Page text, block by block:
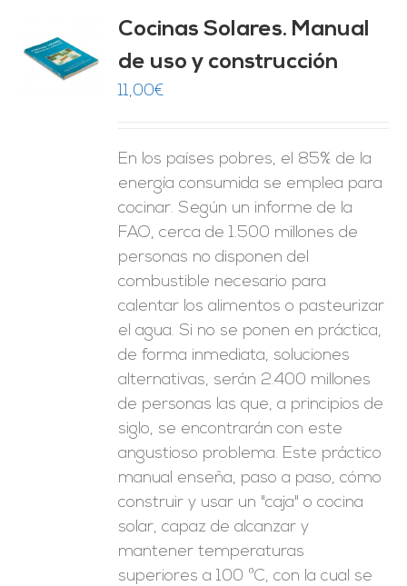
Cocinas Solares. Manual
de uso y construcción
11,00€
En los países pobres, el 85% de la
energía consumida se emplea para
cocinar. Según un informe de la
FAO, cerca de 1.500 millones de
personas no disponen del
combustible necesario para
calentar los alimentos o pasteurizar
el agua. Si no se ponen en práctica,
de forma inmediata, soluciones
alternativas, serán 2.400 millones
de personas las que, a principios de
siglo, se encontrarán con este
angustioso problema. Este práctico
manual enseña, paso a paso, cómo
construir y usar un "caja" o cocina
solar, capaz de alcanzar y
mantener temperaturas
superiores a 100 ºC, con la cual se